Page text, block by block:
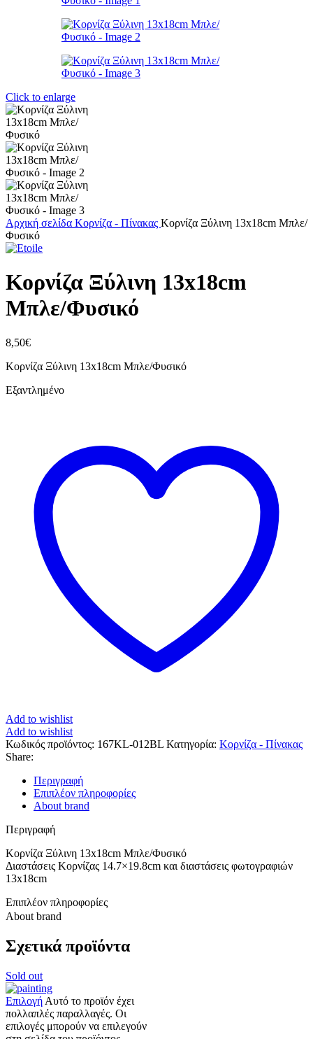
Click to enlarge
Αρχική σελίδα Κορνίζα - Πίνακας Κορνίζα Ξύλινη 13x18cm Μπλε/
Φυσικό
Κορνίζα Ξύλινη 13x18cm
Μπλε/Φυσικό
8,50€
Κορνίζα Ξύλινη 13x18cm Μπλε/Φυσικό
Εξαντλημένο
Add to wishlist
Add to wishlist
Κωδικός προϊόντος: 167KL-012BL Κατηγορία: Κορνίζα - Πίνακας
Share:
Περιγραφή
Επιπλέον πληροφορίες
About brand
Περιγραφή
Κορνίζα Ξύλινη 13x18cm Μπλε/Φυσικό
Διαστάσεις Κορνίζας 14.7×19.8cm και διαστάσεις φωτογραφιών
13x18cm
Επιπλέον πληροφορίες
About brand
Σχετικά προϊόντα
Sold out
Επιλογή Αυτό το προϊόν έχει
πολλαπλές παραλλαγές. Οι
επιλογές μπορούν να επιλεγούν